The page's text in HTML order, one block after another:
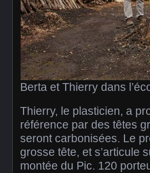
Berta et Thierry dans
Thierry, le plasticien, a
référence par des têtes
seront carbonisées. Le
grosse tête, et s’articule
montée du Pic. 120